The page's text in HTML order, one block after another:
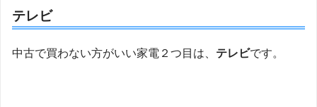
テレビ
中古で買わない方がいい家電２つ目は、 テレビです。